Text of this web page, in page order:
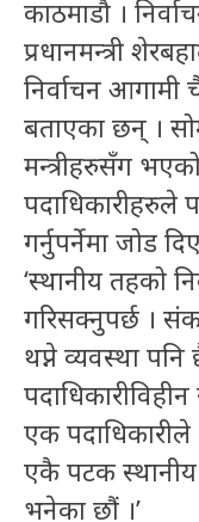
काठमाडौ ।
प्रधानमन्त्री
निर्वाचन आगामी
बताएका छन् ।
मन्त्रीहरुसँग
पदाधिकारीहरुले
गर्नुपर्नेमा जोड
‘स्थानीय तहको
गरिसक्नुपर्छ ।
थप्ने व्यवस्था
एक
एकै पटक स्थानीय
भनेका छौं ।’